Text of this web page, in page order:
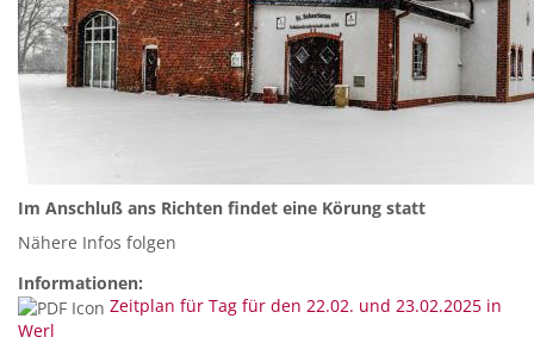
Im Anschluß ans Richten findet eine Körung statt
Nähere Infos folgen
Informationen:
Zeitplan für Tag für den 22.02. und 23.02.2025 in
Werl